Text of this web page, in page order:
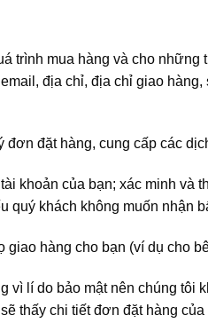
trình mua hàng và cho
địa chỉ, địa chỉ giao
đặt hàng, cung cấp các
khoản của bạn; xác minh
quý khách không muốn nhận
hàng cho bạn (ví dụ cho
lí do bảo mật nên chúng tôi
thấy chi tiết đơn đặt hàng